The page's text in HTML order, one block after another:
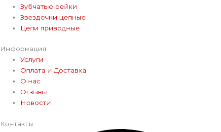
Зубчатые рейки
Звездочки цепные
Цепи приводные
Информация
Услуги
Оплата и Доставка
О нас
Отзывы
Новости
Контакты